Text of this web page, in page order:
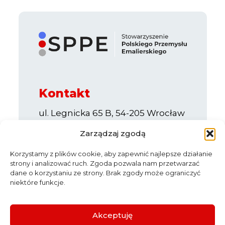
Zarządzaj zgodą
Korzystamy z plików cookie, aby zapewnić najlepsze działanie
strony i analizować ruch. Zgoda pozwala nam przetwarzać
dane o korzystaniu ze strony. Brak zgody może ograniczyć
niektóre funkcje.
Akceptuję
Kontakt
ul. Legnicka 65 B, 54-205 Wrocław
info@sppe.com.pl
Start
Partnerzy Katalog firm